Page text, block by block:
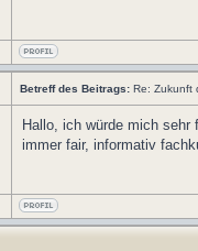
Betreff des Beitrags: Re: Zukunft
Hallo, ich würde mich sehr
immer fair, informativ